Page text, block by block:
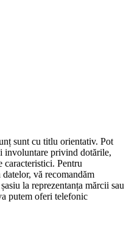
sunt cu titlu orientativ. Pot
involuntare privind dotările,
caracteristici. Pentru
vă recomandăm
la reprezentanța mărcii sau
putem oferi telefonic